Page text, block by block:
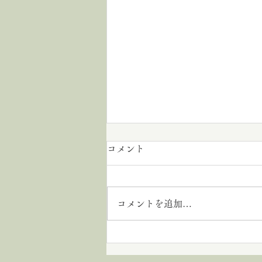
コメント
コメントを追加…